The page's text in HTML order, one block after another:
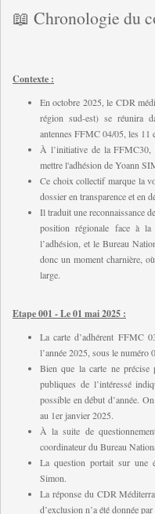
📖 Chronologie du
Contexte :
En octobre 2025, le CDR
région sud-est) se réunira
antennes FFMC 04/05, les 11
À l’initiative de la FFMC30,
mettre l'adhésion de Yoann
Ce choix collectif marque la
dossier en transparence et en
Il traduit une reconnaissance
position régionale face à
l’adhésion, et le Bureau
donc un moment charnière,
large.
Etape 001 - Le 01 mai 2025 :
La carte d’adhérent FFMC
l’année 2025, sous le numéro
Bien que la carte ne précise
publiques de l’intéressé
possible en début d’année.
au 1er janvier 2025.
À la suite de
coordinateur du Bureau
La question portait sur une
Simon.
La réponse du CDR
d’exclusion n’a été donnée